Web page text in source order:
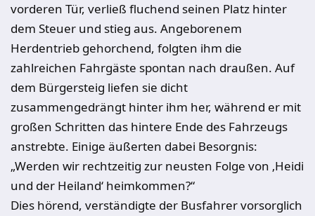
vorderen Tür, verließ fluchend seinen Platz hinter
dem Steuer und stieg aus. Angeborenem
Herdentrieb gehorchend, folgten ihm die
zahlreichen Fahrgäste spontan nach draußen. Auf
dem Bürgersteig liefen sie dicht
zusammengedrängt hinter ihm her, während er mit
großen Schritten das hintere Ende des Fahrzeugs
anstrebte. Einige äußerten dabei Besorgnis:
„Werden wir rechtzeitig zur neusten Folge von ‚Heidi
und der Heiland‘ heimkommen?“
Dies hörend, verständigte der Busfahrer vorsorglich